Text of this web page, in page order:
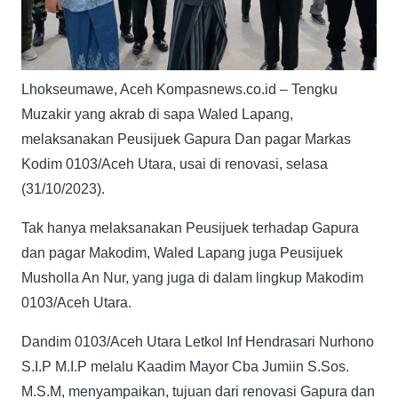
Lhokseumawe, Aceh Kompasnews.co.id – Tengku
Muzakir yang akrab di sapa Waled Lapang,
melaksanakan Peusijuek Gapura Dan pagar Markas
Kodim 0103/Aceh Utara, usai di renovasi, selasa
(31/10/2023).
Tak hanya melaksanakan Peusijuek terhadap Gapura
dan pagar Makodim, Waled Lapang juga Peusijuek
Musholla An Nur, yang juga di dalam lingkup Makodim
0103/Aceh Utara.
Dandim 0103/Aceh Utara Letkol Inf Hendrasari Nurhono
S.I.P M.I.P melalu Kaadim Mayor Cba Jumiin S.Sos.
M.S.M, menyampaikan, tujuan dari renovasi Gapura dan